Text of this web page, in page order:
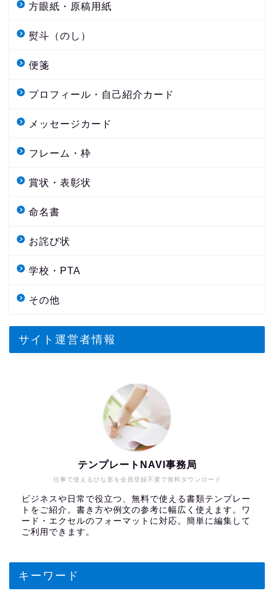
方眼紙・原稿用紙
熨斗（のし）
便箋
プロフィール・自己紹介カード
メッセージカード
フレーム・枠
賞状・表彰状
命名書
お詫び状
学校・PTA
その他
サイト運営者情報
仕事で使えるひな形を会員登録不要で無料ダウンロード
テンプレートNAVI事務局
ビジネスや日常で役立つ、無料で使える書類テンプレー
トをご紹介。書き方や例文の参考に幅広く使えます。ワ
ード・エクセルのフォーマットに対応。簡単に編集して
ご利用できます。
キーワード